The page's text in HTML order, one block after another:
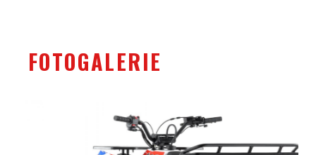
FOTOGALERIE